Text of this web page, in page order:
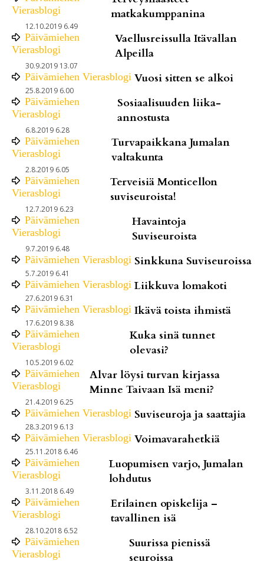
Vierasblogi
matkakumppanina
12.10.2019 6.49
Päivämiehen
Vierasblogi
Vaellusreissulla Itävallan
Alpeilla
30.9.2019 13.07
Päivämiehen Vierasblogi Vuosi sitten se alkoi
25.8.2019 6.00
Päivämiehen
Vierasblogi
Sosiaalisuuden liika-
annostusta
6.8.2019 6.28
Päivämiehen
Vierasblogi
Turvapaikkana Jumalan
valtakunta
2.8.2019 6.05
Päivämiehen
Vierasblogi
Terveisiä Monticellon
suviseuroista!
12.7.2019 6.23
Päivämiehen
Vierasblogi
Havaintoja
Suviseuroista
9.7.2019 6.48
Päivämiehen Vierasblogi Sinkkuna Suviseuroissa
5.7.2019 6.41
Päivämiehen Vierasblogi Liikkuva lomakoti
27.6.2019 6.31
Päivämiehen Vierasblogi Ikävä toista ihmistä
17.6.2019 8.38
Päivämiehen
Vierasblogi
Kuka sinä tunnet
olevasi?
10.5.2019 6.02
Päivämiehen
Vierasblogi
Alvar löysi turvan kirjassa
Minne Taivaan Isä meni?
21.4.2019 6.25
Päivämiehen Vierasblogi Suviseuroja ja saattajia
28.3.2019 6.13
Päivämiehen Vierasblogi Voimavarahetkiä
25.11.2018 6.46
Päivämiehen
Vierasblogi
Luopumisen varjo, Jumalan
lohdutus
3.11.2018 6.49
Päivämiehen
Vierasblogi
Erilainen opiskelija –
tavallinen isä
28.10.2018 6.52
Päivämiehen
Vierasblogi
Suurissa pienissä
seuroissa